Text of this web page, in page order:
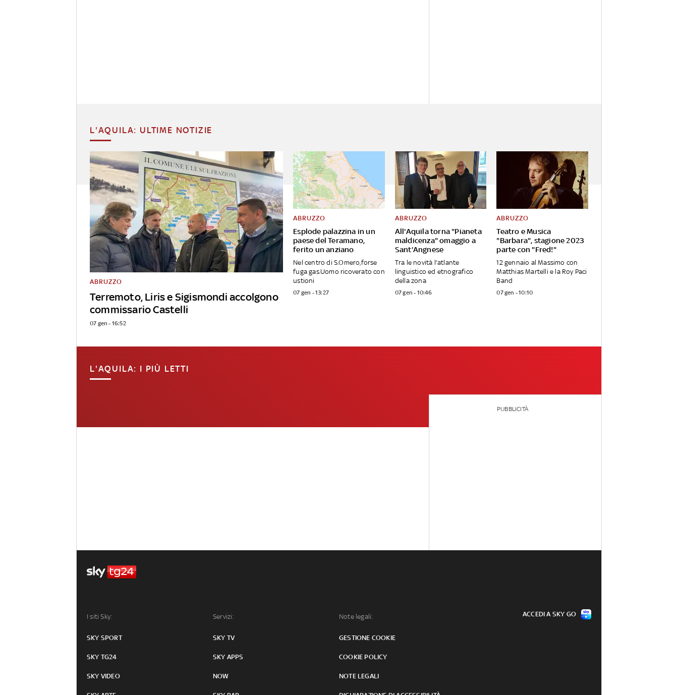
L'AQUILA: ULTIME NOTIZIE
Terremoto, Liris e Sigismondi accolgono
commissario Castelli
ABRUZZO
07 gen - 16:52
Esplode palazzina in un
paese del Teramano,
ferito un anziano
ABRUZZO
Nel centro di S.Omero,forse
fuga gas.Uomo ricoverato con
ustioni
07 gen - 13:27
All'Aquila torna "Pianeta
maldicenza" omaggio a
Sant'Angnese
ABRUZZO
Tra le novità l'atlante
linguistico ed etnografico
della zona
07 gen - 10:46
Teatro e Musica
"Barbara", stagione 2023
parte con "Fred!"
ABRUZZO
12 gennaio al Massimo con
Matthias Martelli e la Roy Paci
Band
07 gen - 10:10
L'AQUILA: I PIÙ LETTI
PUBBLICITÀ
I siti Sky:
SKY SPORT
SKY TG24
SKY VIDEO
Servizi:
SKY TV
SKY APPS
NOW
Note legali:
GESTIONE COOKIE
COOKIE POLICY
NOTE LEGALI
ACCEDI A SKY GO